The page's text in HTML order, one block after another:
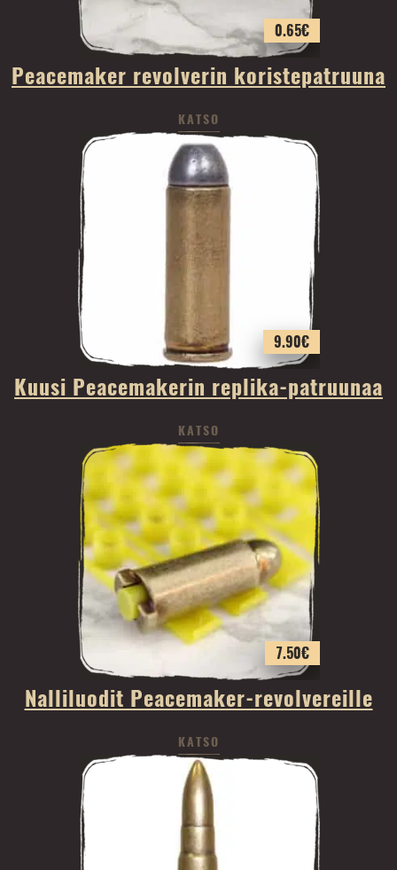
0.65€
Peacemaker revolverin koristepatruuna
KATSO
9.90€
Kuusi Peacemakerin replika-patruunaa
KATSO
7.50€
Nalliluodit Peacemaker-revolvereille
KATSO